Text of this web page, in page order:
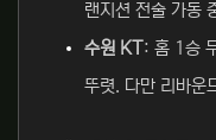
랜지션 전술 가동
수원 KT : 홈 1승
뚜렷. 다만 리바운